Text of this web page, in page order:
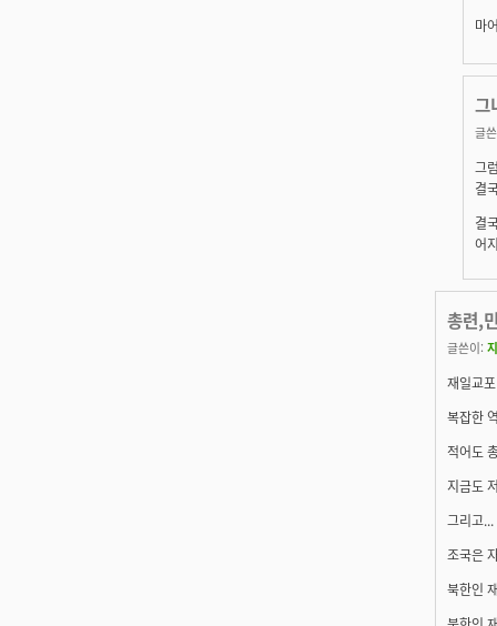
마
그
글
그
결
결
어
총련,
글쓴이:
재일교
복잡한
적어도
지금도
그리고...
조국은
북한인